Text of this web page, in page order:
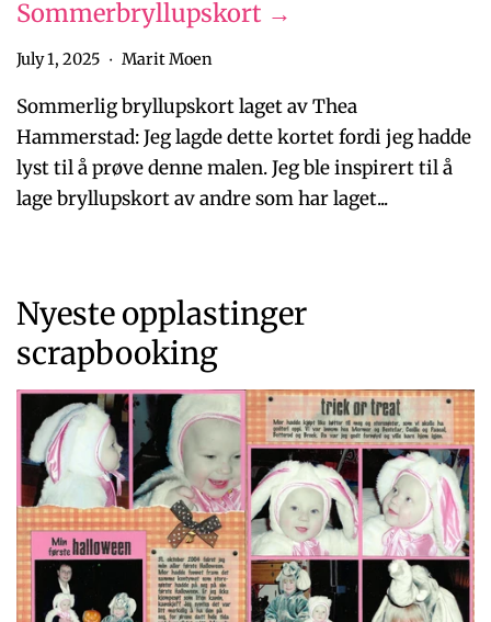
Sommerbryllupskort →
July 1, 2025 • Marit Moen
Sommerlig bryllupskort laget av Thea
Hammerstad: Jeg lagde dette kortet fordi jeg hadde
lyst til å prøve denne malen. Jeg ble inspirert til å
lage bryllupskort av andre som har laget...
Nyeste opplastinger
scrapbooking